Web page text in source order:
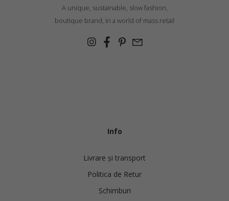
A unique, sustainable, slow fashion,
boutique brand, in a world of mass retail
Info
Livrare și transport
Politica de Retur
Schimburi